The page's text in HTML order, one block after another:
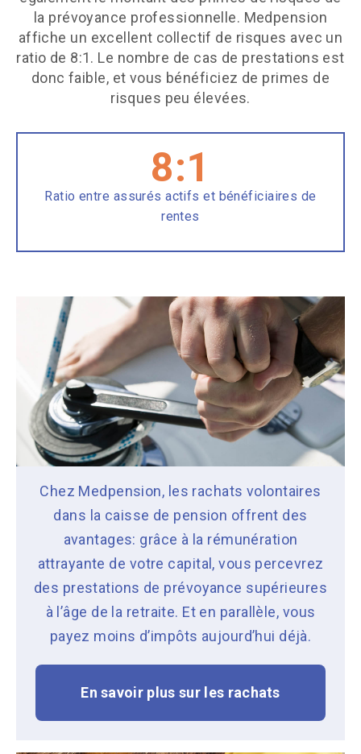
la prévoyance professionnelle. Medpension
affiche un excellent collectif de risques avec un
ratio de 8:1. Le nombre de cas de prestations est
donc faible, et vous bénéficiez de primes de
risques peu élevées.
8:1
Ratio entre assurés actifset bénéficiaires de
rentes
Chez Medpension, les rachats volontaires
dans la caisse de pension offrent des
avantages: grâce à la rémunération
attrayante de votre capital, vous percevrez
des prestations de prévoyance supérieures
à l’âge de la retraite. Et en parallèle, vous
payez moins d’impôts aujourd’hui déjà.
En savoir plus sur les rachats